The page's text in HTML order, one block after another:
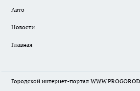
Авто
Новости
Главная
Городской интернет-портал